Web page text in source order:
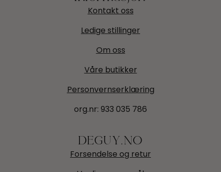
Kontakt oss
Ledige stillinger
Om oss
Våre butikker
Personvernserklæring
org.nr: 933 035 786
Forsendelse og retur